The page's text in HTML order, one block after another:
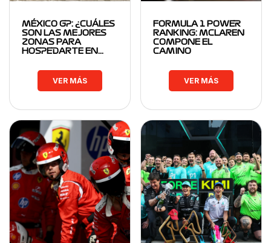
MÉXICO GP: ¿CUÁLES
SON LAS MEJORES
ZONAS PARA
HOSPEDARTE EN…
VER MÁS
FORMULA 1 POWER
RANKING: MCLAREN
COMPONE EL
CAMINO
VER MÁS